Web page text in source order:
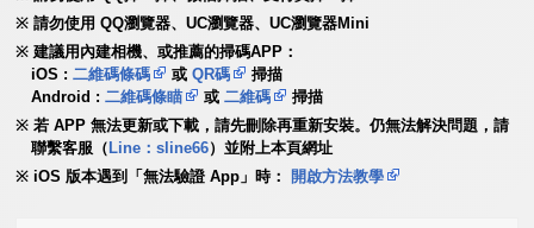
請勿使用 QQ瀏覽器、UC瀏覽器、UC瀏覽器Mini
建議用內建相機、或推薦的掃碼APP：
iOS :二維碼條碼 或QR碼
掃描
Android :二維碼條瞄 或二維碼
掃描
若 APP 無法更新或下載，請先刪除再重新安裝。仍無法解決問題，請
聯繫客服（ Line：sline66）並附上本頁網址
iOS 版本遇到「無法驗證 App」時：
開啟方法教學